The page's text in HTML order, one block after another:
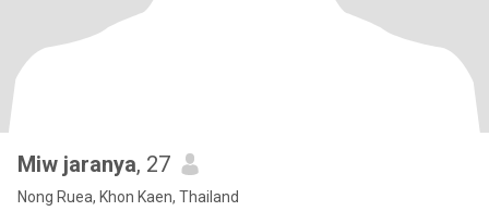
Miw jaranya, 27
Nong Ruea, Khon Kaen, Thailand